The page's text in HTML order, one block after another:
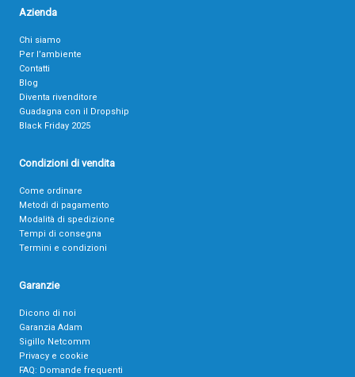
Azienda
Chi siamo
Per l’ambiente
Contatti
Blog
Diventa rivenditore
Guadagna con il Dropship
Black Friday 2025
Condizioni di vendita
Come ordinare
Metodi di pagamento
Modalità di spedizione
Tempi di consegna
Termini e condizioni
Garanzie
Dicono di noi
Garanzia Adam
Sigillo Netcomm
Privacy e cookie
FAQ: Domande frequenti